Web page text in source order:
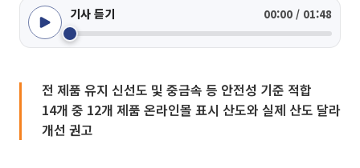
기사 듣기 00:00 / 01:48
전 제품 유지 신선도 및 중금속 등 안전성 기준 적합
14개 중 12개 제품 온라인몰 표시 산도와 실제 산도 달라
개선 권고